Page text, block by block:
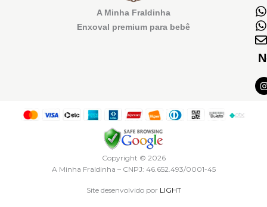
A Minha Fraldinha
Enxoval premium para bebê
I
s
Copyright © 2026
A Minha Fraldinha – CNPJ: 46.652.493/0001-45
Site desenvolvido por LIGHT